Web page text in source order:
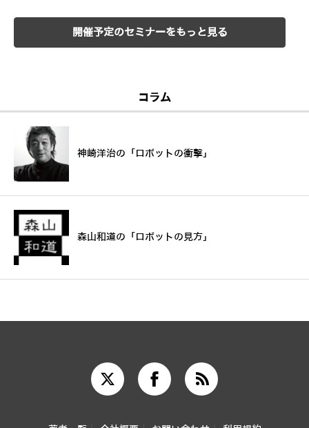
開催予定のセミナーをもっと見る
コラム
神崎洋治の「ロボットの衝撃」
森山和道の「ロボットの見方」